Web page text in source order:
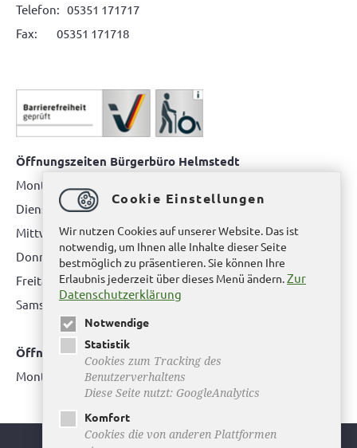
Telefon: 05351 171717
Fax: 05351 171718
Öffnungszeiten Bürgerbüro Helmstedt
Montag: 08.00 bis 12.00 Uhr
Dienstag: 08.00 bis 12.00 Uhr & 15.00 Uhr bis 17.00 Uhr
Mittwoch: nur nach Terminvereinbarung
Donnerstag: 08.00 bis 12.00 Uhr & 14.00 Uhr bis 16.00 Uhr
Freitag: nur nach Terminvereinbarung
Samstag:bitte hier klicken
Öffnungszeiten Bürgerbüro Büddenstedt
Montag: 14:00 bis 16:00 Uhr
Cookie Einstellungen
Wir nutzen Cookies auf unserer Website. Das ist
notwendig, um Ihnen alle Inhalte dieser Seite
bestmöglich zu präsentieren. Sie können Ihre
Erlaubnis jederzeit über dieses Menü ändern.Zur
Datenschutzerklärung
Notwendige
Statistik
Cookies zum Tracking des
Benutzerverhaltens
Diese Seite nutzt: GoogleAnalytics
Komfort
Cookies die von anderen Plattformen